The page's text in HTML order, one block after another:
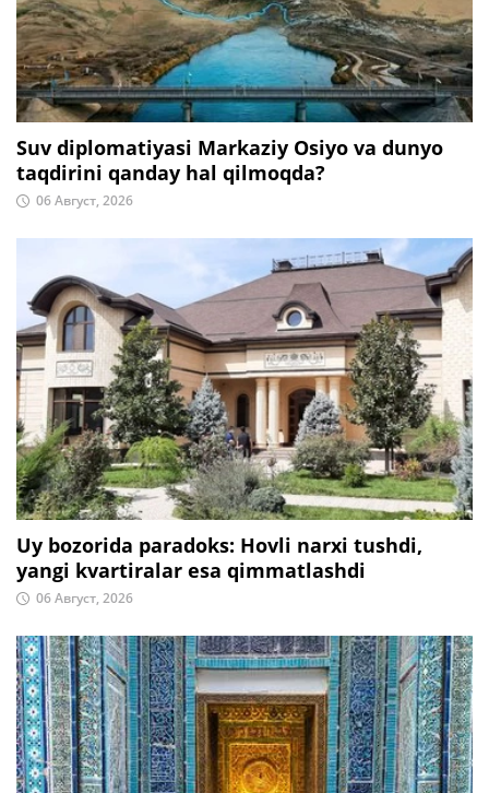
Suv diplomatiyasi Markaziy Osiyo va dunyo
taqdirini qanday hal qilmoqda?
06 Август, 2026
Uy bozorida paradoks: Hovli narxi tushdi,
yangi kvartiralar esa qimmatlashdi
06 Август, 2026